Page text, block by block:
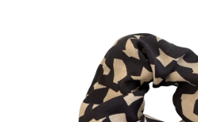
hvězdiček.